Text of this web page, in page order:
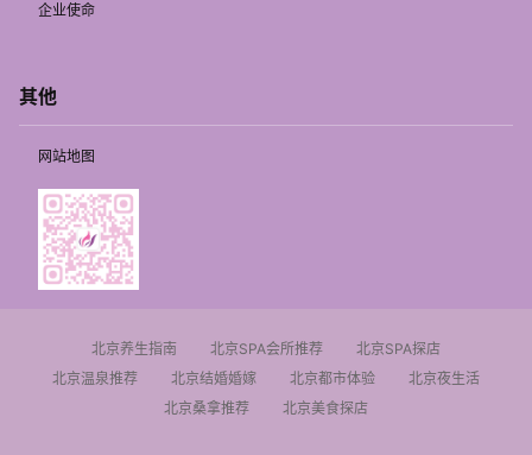
企业使命
其他
网站地图
北京养生指南 北京SPA会所推荐
北京SPA探店
北京温泉推荐
北京结婚婚嫁 北京都市体验
北京夜生活
北京桑拿推荐
北京美食探店